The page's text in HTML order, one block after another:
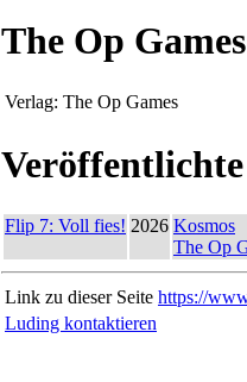
The Op Games
Verlag: The Op Games
Flip 7: Voll fies! 2026 Kosmos
The Op
Link zu dieser Seite https://
Luding kontaktieren